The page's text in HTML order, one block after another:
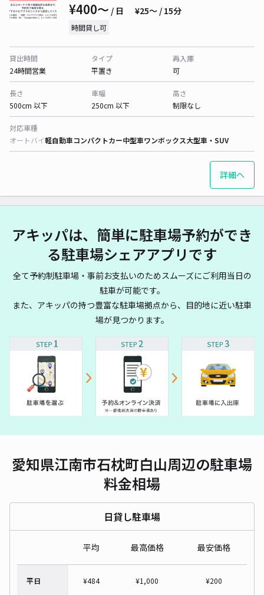
¥400〜 / 日 ¥25〜 / 15分
時間貸し可
貸出時間
24時間営業
タイプ
平置き
再入庫
可
長さ
500cm 以下
車幅
250cm 以下
高さ
制限なし
対応車種
オートバイ軽自動車コンパクトカー中型車ワンボックス大型車・SUV
詳細へ
アキッパは、簡単に駐車場予約ができ
る駐車場シェアアプリです
全て予約制駐車場・事前お支払いのためスムーズにご利用当日の
駐車が可能です。
また、アキッパの持つ豊富な駐車場拠点から、目的地に近い駐車
場が見つかります。
愛知県江南市石枕町白山周辺の駐車場
料金相場
日貸し駐車場
平均 最高価格 最安価格
平日 ¥484 ¥1,000 ¥200